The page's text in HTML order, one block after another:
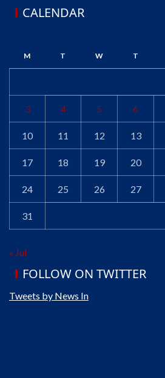
CALENDAR
M T W T
3 4 5 6
10 11 12 13
17 18 19 20
24 25 26 27
31
« Jul
FOLLOW ON TWITTER
Tweets by News In